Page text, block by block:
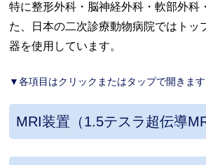
特に整形外科・脳神経外科・軟部外科
た、日本の二次診療動物病院ではトッ
器を使用しています。
▼各項目はクリックまたはタップで開きます
MRI装置（1.5テスラ超伝導